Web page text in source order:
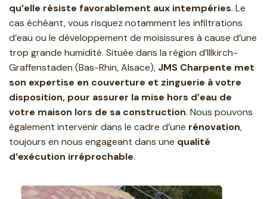
qu’elle résiste favorablement aux intempéries. Le
cas échéant, vous risquez notamment les infiltrations
d’eau ou le développement de moisissures à cause d’une
trop grande humidité. Située dans la région d’Illkirch-
Graffenstaden (Bas-Rhin, Alsace), JMS Charpente met
son expertise en couverture et zinguerie à votre
disposition, pour assurer la mise hors d’eau de
votre maison lors de sa construction. Nous pouvons
également intervenir dans le cadre d’une rénovation,
toujours en nous engageant dans une qualité
d’exécution irréprochable.